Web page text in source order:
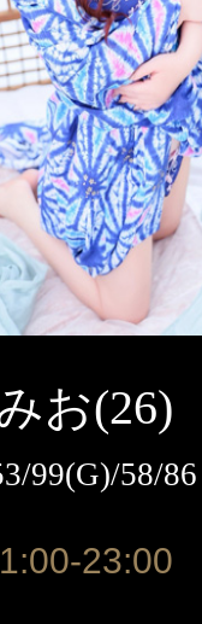
お(26)
99(G)/58/86
23:00